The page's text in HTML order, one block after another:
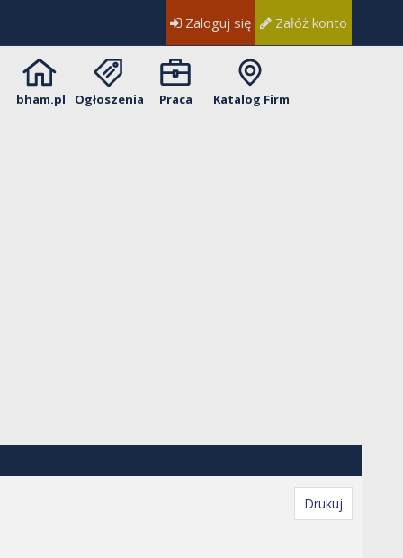
Zaloguj się Załóż konto
bham.pl Ogłoszenia Praca Katalog Firm
Drukuj